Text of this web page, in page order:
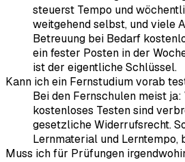
steuerst Tempo und
weitgehend selbst, und viele
Betreuung bei Bedarf
ein fester Posten in der
ist der eigentliche Schlüssel.
Kann ich ein Fernstudium vorab
Bei den Fernschulen meist
kostenloses Testen sind
gesetzliche Widerrufsrecht.
Lernmaterial und Lerntempo,
Muss ich für Prüfungen